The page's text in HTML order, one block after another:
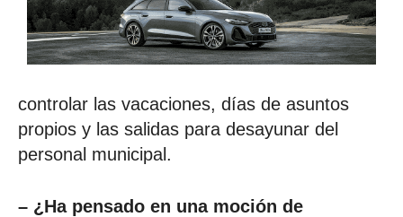
controlar las vacaciones, días de asuntos
propios y las salidas para desayunar del
personal municipal.
– ¿Ha pensado en una moción de